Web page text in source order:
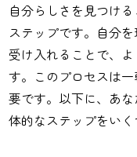
自分らしさを見つけ
ステップです。自分
受け入れることで、
す。このプロセスは
要です。以下に、あ
体的なステップをいく